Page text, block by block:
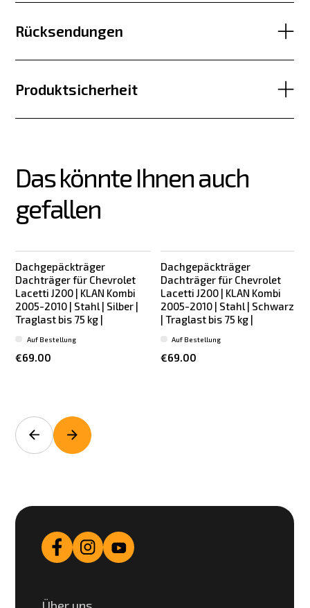
Rücksendungen
Produktsicherheit
Das könnte Ihnen auch
gefallen
Dachgepäckträger
Dachträger für Chevrolet
Lacetti J200 | KLAN Kombi
2005-2010 | Stahl | Silber |
Traglast bis 75 kg |
€69.00
Auf Bestellung
Dachgepäckträger
Dachträger für Chevrolet
Lacetti J200 | KLAN Kombi
2005-2010 | Stahl | Schwarz
| Traglast bis 75 kg |
€69.00
Auf Bestellung
Über uns